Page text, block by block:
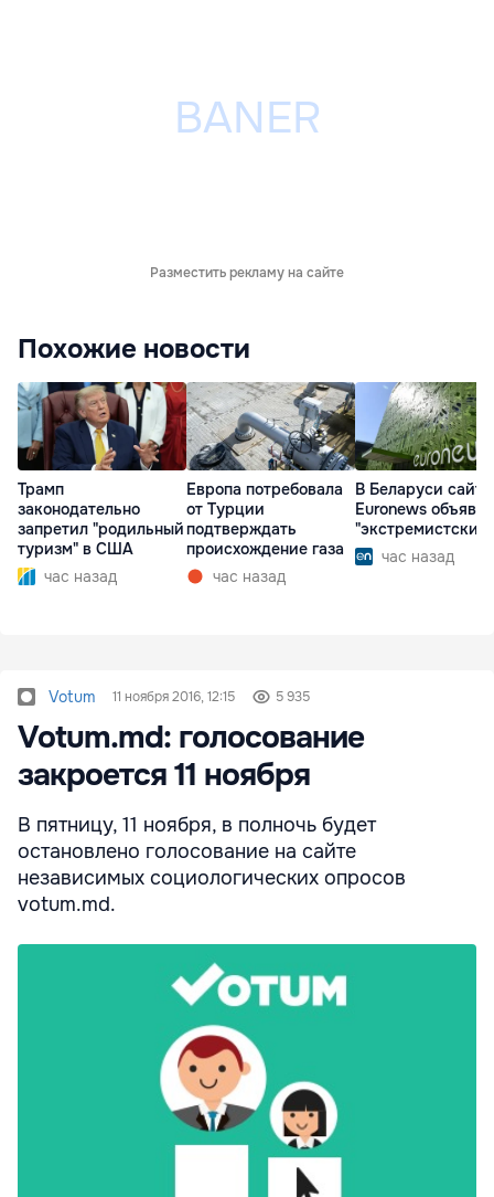
Разместить рекламу на сайте
Похожие новости
Трамп
законодательно
запретил "родильный
туризм" в США
час назад
Европа потребовала
от Турции
подтверждать
происхождение газа
час назад
В Беларуси сайт
Euronews
"экстремистским"
час назад
Votum 11 ноября 2016, 12:15 5 935
Votum.md: голосование
закроется 11 ноября
В пятницу, 11 ноября, в полночь будет
остановлено голосование на сайте
независимых социологических опросов
votum.md.